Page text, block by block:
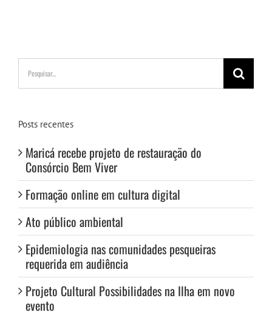
Buscar
resultados
para:
Posts recentes
Maricá recebe projeto de restauração do
Consórcio Bem Viver
Formação online em cultura digital
Ato público ambiental
Epidemiologia nas comunidades pesqueiras
requerida em audiência
Projeto Cultural Possibilidades na Ilha em novo
evento